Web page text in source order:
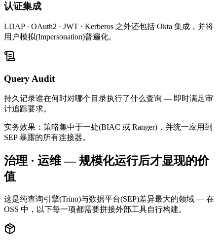
认证集成
LDAP · OAuth2 · JWT · Kerberos 之外还包括 Okta 集成，并将
用户模拟(Impersonation)普遍化。
Query Audit
持久记录谁在何时对哪个目录执行了什么查询 — 即时满足审
计追踪要求。
实务效果：策略集中于一处(BIAC 或 Ranger)，并统一应用到
SEP 暴露的所有连接器。
治理 · 运维 — 规模化运行后才显现的价
值
这是纯查询引擎(Trino)与数据平台(SEP)差异最大的领域 — 在
OSS 中，以下每一项都需要拼接外部工具自行构建。